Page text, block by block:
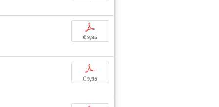
p
€ 9,95
p
€ 9,95